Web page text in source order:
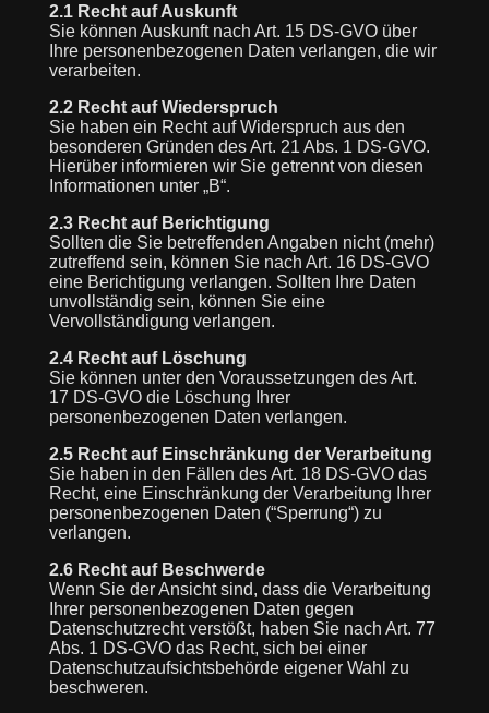
2.1 Recht auf Auskunft
Sie können Auskunft nach Art. 15 DS-GVO über
Ihre personenbezogenen Daten verlangen, die wir
verarbeiten.
2.2 Recht auf Wiederspruch
Sie haben ein Recht auf Widerspruch aus den
besonderen Gründen des Art. 21 Abs. 1 DS-GVO.
Hierüber informieren wir Sie getrennt von diesen
Informationen unter „B“.
2.3 Recht auf Berichtigung
Sollten die Sie betreffenden Angaben nicht (mehr)
zutreffend sein, können Sie nach Art. 16 DS-GVO
eine Berichtigung verlangen. Sollten Ihre Daten
unvollständig sein, können Sie eine
Vervollständigung verlangen.
2.4 Recht auf Löschung
Sie können unter den Voraussetzungen des Art.
17 DS-GVO die Löschung Ihrer
personenbezogenen Daten verlangen.
2.5 Recht auf Einschränkung der Verarbeitung
Sie haben in den Fällen des Art. 18 DS-GVO das
Recht, eine Einschränkung der Verarbeitung Ihrer
personenbezogenen Daten (“Sperrung“) zu
verlangen.
2.6 Recht auf Beschwerde
Wenn Sie der Ansicht sind, dass die Verarbeitung
Ihrer personenbezogenen Daten gegen
Datenschutzrecht verstößt, haben Sie nach Art. 77
Abs. 1 DS-GVO das Recht, sich bei einer
Datenschutzaufsichtsbehörde eigener Wahl zu
beschweren.